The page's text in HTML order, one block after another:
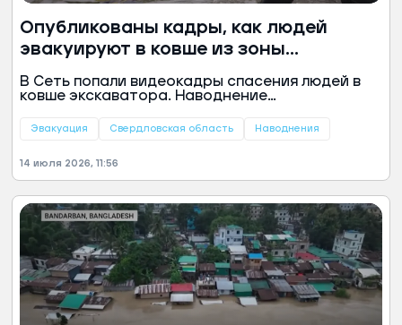
Опубликованы кадры, как людей
эвакуируют в ковше из зоны
затопления на Урале
В Сеть попали видеокадры спасения людей в
ковше экскаватора. Наводнение
область), в котором оказались затоплены
Эвакуация Свердловская область Наводнения
14 июля 2026, 11:56